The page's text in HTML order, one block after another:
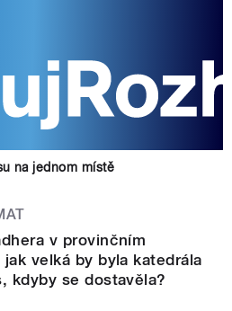
na jednom místě
v provinčním
velká by byla katedrála
kdyby se dostavěla?